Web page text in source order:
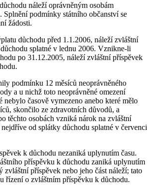
náleží oprávněným osobám
Splnění podmínky státního občanství se
žádosti.
důchodu před 1.1.2006, náleží zvláštní
splatné v lednu 2006. Vznikne-li
po 31.12.2005, náleží zvláštní příspěvek
podmínku 12 měsíců neoprávněného
a u nichž toto neoprávněné omezení
nebylo časově vymezeno anebo které mělo
skončilo ze zdravotních důvodů, a
těchto osobách vzniká nárok na zvláštní
od splátky důchodu splatné v červenci
k důchodu nezaniká uplynutím času.
příspěvku k důchodu zaniká uplynutím
zvláštní příspěvek nebo jeho část náleží; tato
řízení o zvláštním příspěvku k důchodu.